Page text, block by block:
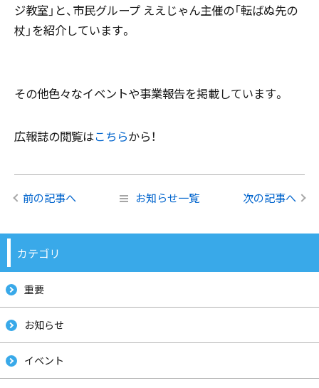
ジ教室」と、市民グループ ええじゃん主催の「転ばぬ先の
杖」を紹介しています。
その他色々なイベントや事業報告を掲載しています。
広報誌の閲覧はこちらから！
前の記事へ お知らせ一覧 次の記事へ
カテゴリ
重要
お知らせ
イベント